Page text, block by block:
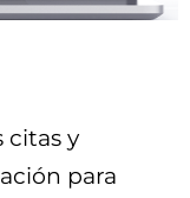
citas y
para